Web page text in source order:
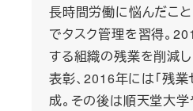
長時間労働に悩んだこ
でタスク管理を習得。
する組織の残業を削減
表彰、2016年には「残
成。その後は順天堂大学